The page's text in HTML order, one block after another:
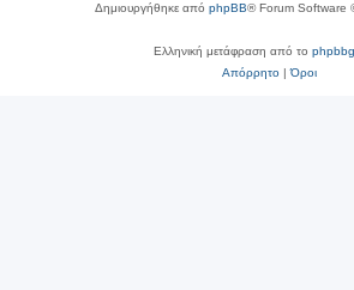
Δημιουργήθηκε από phpBB® Forum Software
Ελληνική μετάφραση από το
Απόρρητο|Όροι